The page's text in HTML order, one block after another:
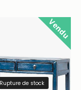
Vendu
Rupture de stock